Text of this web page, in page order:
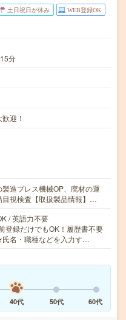
土日祝日が休み WEB登録OK
分
迎！
造プレス機械OP、廃材の運
目視検査【取扱製品情報】…
/ 英語力不要
登録だけでもOK！履歴書不要
名・職種などを入力す…
40代 50代 60代